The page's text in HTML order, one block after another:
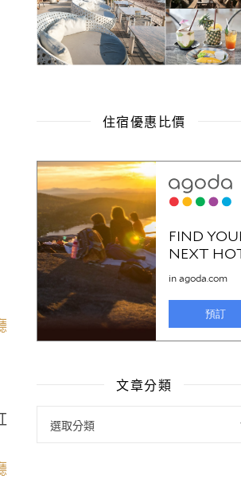
住宿優惠比價
文章分類